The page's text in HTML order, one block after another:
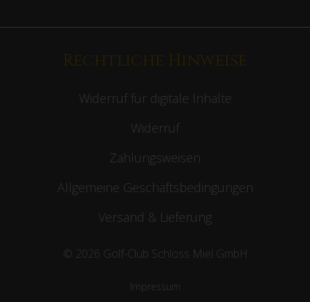
Rechtliche Hinweise
Widerruf für digitale Inhalte
Widerruf
Zahlungsweisen
Allgemeine Geschäftsbedingungen
Versand & Lieferung
© 2026 Golf-Club Schloss Miel GmbH
Impressum